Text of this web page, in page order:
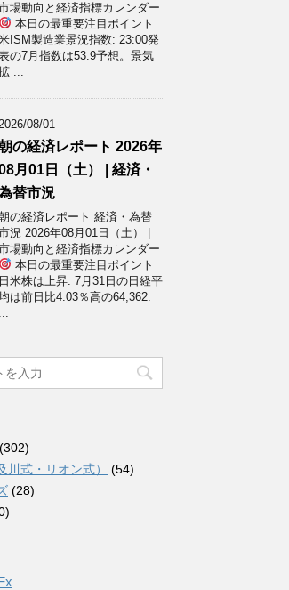
場動向と経済指標カレンダー
本日の最重要注目ポイント
ISM製造業景況指数: 23:00発
の7月指数は53.9予想。景気
...
08/01
の経済レポート 2026年
月01日（土） | 経済・
替市況
の経済レポート 経済・為替
況 2026年08月01日（土） |
場動向と経済指標カレンダー
本日の最重要注目ポイント
日米株は上昇: 7月31日の日経平
は前日比4.03％高の64,362.
...
(302)
川式・リオン式）
(54)
(28)